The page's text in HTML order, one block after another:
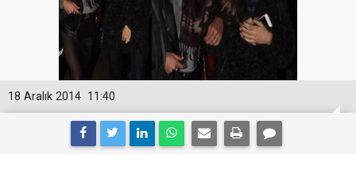
11:40
18 Aralık 2014